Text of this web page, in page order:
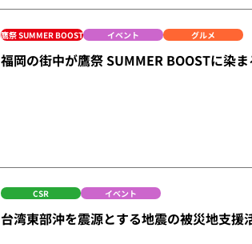
鷹祭 SUMMER BOOST イベント グルメ
福岡の街中が鷹祭 SUMMER BOOSTに染
CSR イベント
台湾東部沖を震源とする地震の被災地支援